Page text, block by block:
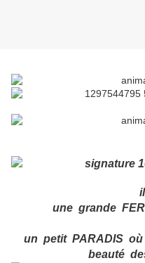
une grande
un petit PARADIS
beauté